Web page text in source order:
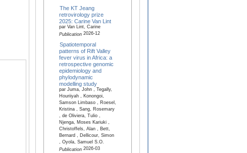
The KT Jeang
retrovirology prize
2025: Carine Van Lint
par Van Lint, Carine
Publication2026-12
Spatiotemporal
patterns of Rift Valley
fever virus in Africa: a
retrospective genomic
epidemiology and
phylodynamic
modelling study
par Juma, John , Tegally,
Houriiyah , Konongoi,
Samson Limbaso , Roesel,
Kristina , Sang, Rosemary
, de Oliviera, Tulio ,
Njenga, Moses Kariuki ,
Christoffels, Alan , Bett,
Bernard , Dellicour, Simon
, Oyola, Samuel S.O.
Publication2026-03